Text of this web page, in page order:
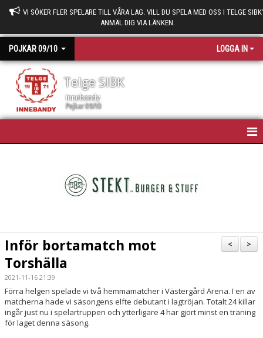
VI SÖKER FLER SPELARE TILL VÅRA LAG. VILL DU SPELA MED OSS I TELGE
ANMÄL DIG VIA LÄNKEN.
POJKAR 09/10 LOGGA IN
Telge SIBK
Innebandy
Pojkar 09/10
BILDGALLERI
DOKUMENT
KONTAKT
>
<
Inför bortamatch mot
Torshälla
2021-11-16 21:39
Förra helgen spelade vi två hemmamatcher i Västergård Arena. I en av
matcherna hade vi säsongens elfte debutant i lagtröjan. Totalt 24 killar
ingår just nu i spelartruppen och ytterligare 4 har gjort minst en träning
för laget denna säsong.